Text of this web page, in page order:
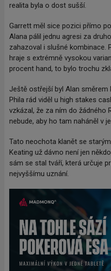
realita byla o dost sušší.
Garrett měl sice pozici přímo
Alana pálil jednu agresi za
zahazoval i slušné kombinace.
hraje s extrémně vysokou
procent hand, to bylo trochu
Ještě ostřejší byl Alan směrem
Phila rád viděl u high stakes
vzkázal, že za ním do žádného
nebude, aby ho tam naháněl v
Tato neochota klanět se
Keating už dávno není jen
sám se stal tváří, která určuje
nejvyššímu uznání.